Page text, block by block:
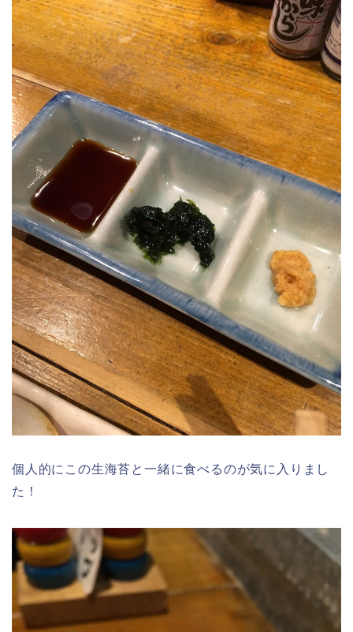
個人的にこの生海苔と一緒に食べるのが気に入りまし
た！